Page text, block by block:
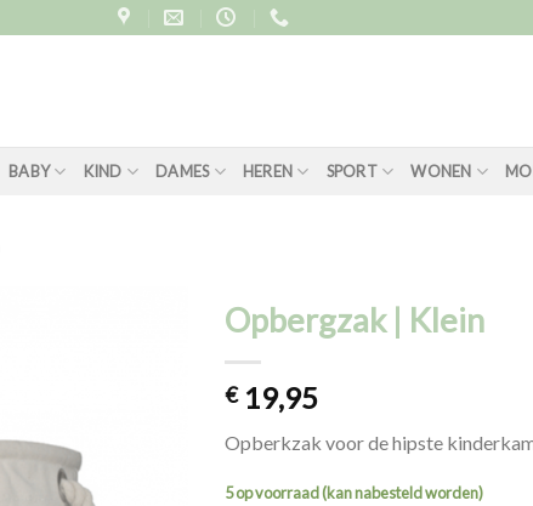
BABY KIND DAMES HEREN SPORT WONEN
Opbergzak | Klein
€19,95
Opberkzak voor de hipste
5 op voorraad (kan nabesteld worden)